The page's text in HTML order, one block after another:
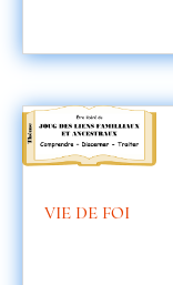
VIE DE FOI